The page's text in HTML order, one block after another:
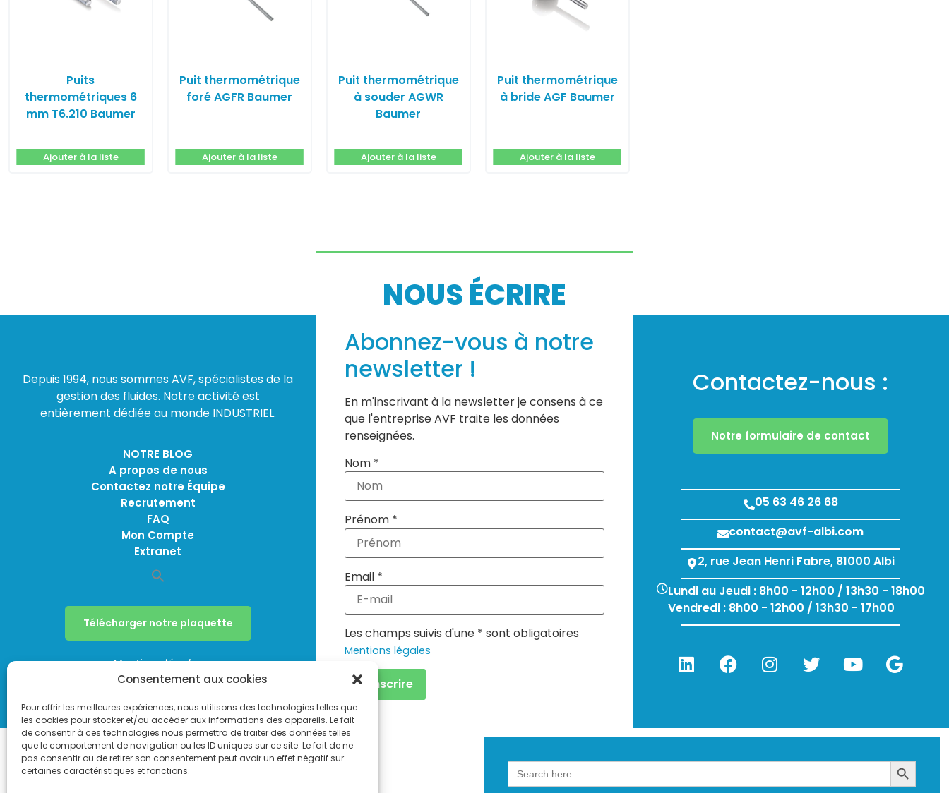
Consentement aux cookies
Pour offrir les meilleures expériences, nous utilisons des technologies telles que
les cookies pour stocker et/ou accéder aux informations des appareils. Le fait
de consentir à ces technologies nous permettra de traiter des données telles
que le comportement de navigation ou les ID uniques sur ce site. Le fait de ne
pas consentir ou de retirer son consentement peut avoir un effet négatif sur
certaines caractéristiques et fonctions.
Puits
thermométriques 6
mm T6.210 Baumer
Ajouter à la liste
Puit thermométrique
foré AGFR Baumer
Ajouter à la liste
Puit thermométrique
à souder AGWR
Baumer
Ajouter à la liste
Puit thermométrique
à bride AGF Baumer
Ajouter à la liste
Depuis 1994, nous sommes AVF, spécialistes de la
gestion des fluides. Notre activité est
entièrement dédiée au monde INDUSTRIEL.
NOTRE BLOG
A propos de nous
Contactez notre Équipe
Recrutement
FAQ
Mon Compte
Extranet
Télécharger notre plaquette
Mentions légales
Politique de confidentialité
NOUS ÉCRIRE
Abonnez-vous à notre
newsletter !
En m'inscrivant à la newsletter je consens à ce
que l'entreprise AVF traite les données
renseignées.
Nom *
Prénom *
Email *
Les champs suivis d'une * sont obligatoires
Mentions légales
Contactez-nous :
Notre formulaire de contact
05 63 46 26 68
contact@avf-albi.com
2, rue Jean Henri Fabre, 81000 Albi
Lundi au Jeudi : 8h00 - 12h00 / 13h30 - 18h00
Vendredi : 8h00 - 12h00 / 13h30 - 17h00
Search
for:
Search